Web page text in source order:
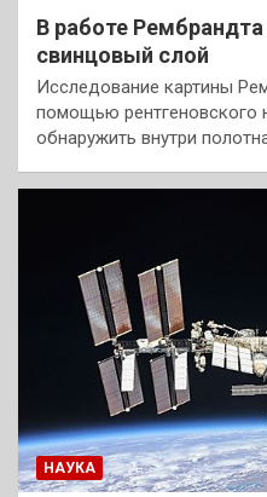
В работе
свинцовый слой
Исследование картины
помощью рентгеновского
обнаружить внутри
НАУКА